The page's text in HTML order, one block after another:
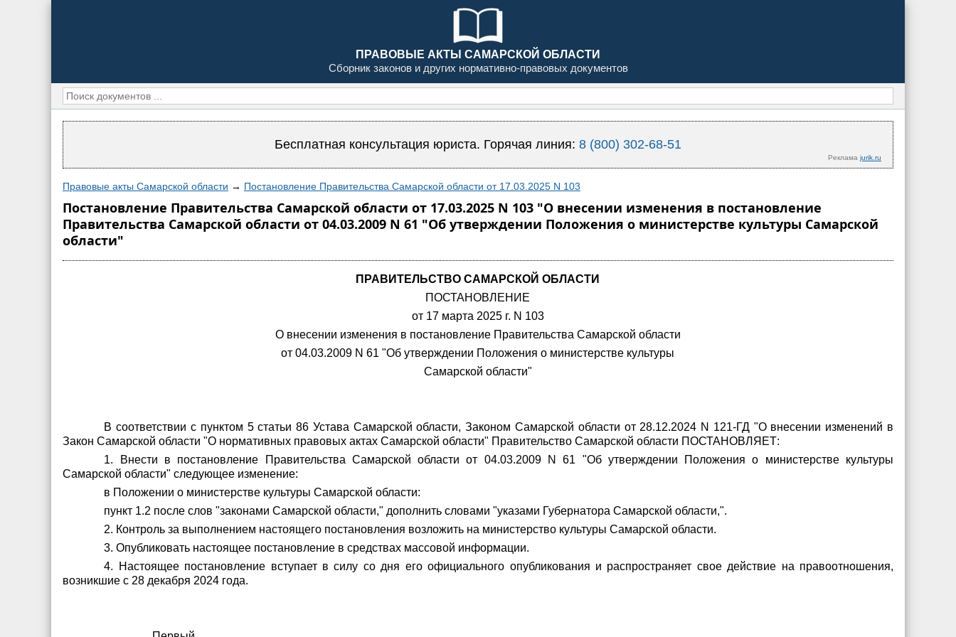
ПРАВОВЫЕ АКТЫ САМАРСКОЙ ОБЛАСТИ
Сборник законов и других нормативно-правовых документов
Бесплатная консультация юриста. Горячая линия: 8 (800) 302-68-51
Реклама jurik.ru
Правовые акты Самарской области → Постановление Правительства Самарской области от 17.03.2025 N 103
Постановление Правительства Самарской области от 17.03.2025 N 103 "О внесении изменения в постановление
Правительства Самарской области от 04.03.2009 N 61 "Об утверждении Положения о министерстве культуры Самарской
области"
ПРАВИТЕЛЬСТВО САМАРСКОЙ ОБЛАСТИ
ПОСТАНОВЛЕНИЕ
от 17 марта 2025 г. N 103
О внесении изменения в постановление Правительства Самарской области
от 04.03.2009 N 61 "Об утверждении Положения о министерстве культуры
Самарской области"
В соответствии с пунктом 5 статьи 86 Устава Самарской области, Законом Самарской области от 28.12.2024 N 121-ГД "О внесении изменений в
Закон Самарской области "О нормативных правовых актах Самарской области" Правительство Самарской области ПОСТАНОВЛЯЕТ:
1. Внести в постановление Правительства Самарской области от 04.03.2009 N 61 "Об утверждении Положения о министерстве культуры
Самарской области" следующее изменение:
в Положении о министерстве культуры Самарской области:
пункт 1.2 после слов "законами Самарской области," дополнить словами "указами Губернатора Самарской области,".
2. Контроль за выполнением настоящего постановления возложить на министерство культуры Самарской области.
3. Опубликовать настоящее постановление в средствах массовой информации.
4. Настоящее постановление вступает в силу со дня его официального опубликования и распространяет свое действие на правоотношения,
возникшие с 28 декабря 2024 года.